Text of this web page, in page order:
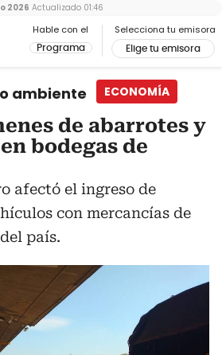
Hable con el
Programa
Selecciona tu emisora
Elige tu emisora
2026 Actualizado 01:46
ambiente ECONOMÍA
de abarrotes y
bodegas de
afectó el ingreso de
con mercancías de
país.